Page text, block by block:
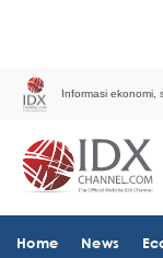
Informasi ekonomi,
Home News